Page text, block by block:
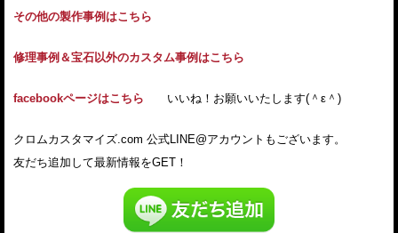
その他の製作事例はこちら
修理事例＆宝石以外のカスタム事例はこちら
facebookページはこちら いいね！お願いいたします(＾ε＾)
クロムカスタマイズ.com 公式LINE@アカウントもございます。
友だち追加して最新情報をGET！